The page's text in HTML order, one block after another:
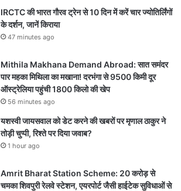
IRCTC की भारत गौरव ट्रेन से 10 दिन में करें चार ज्योतिर्लिंगों
के दर्शन, जानें किराया
47 minutes ago
Mithila Makhana Demand Abroad: सात समंदर
पार महका मिथिला का मखाना! दरभंगा से 9500 किमी दूर
ऑस्ट्रेलिया पहुंची 1800 किलो की खेप
56 minutes ago
यशस्वी जायसवाल को डेट करने की खबरों पर मृणाल ठाकुर ने
तोड़ी चुप्पी, रिश्ते पर दिया जवाब?
1 hour ago
Amrit Bharat Station Scheme: 20 करोड़ से
चमका शिवपुरी रेलवे स्टेशन, एयरपोर्ट जैसी हाईटेक सुविधाओं से